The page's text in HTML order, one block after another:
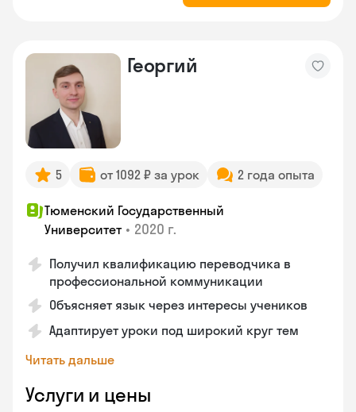
Георгий
5 от 1092 ₽ за урок 2 года опыта
Тюменский Государственный
Университет • 2020 г.
Получил квалификацию переводчика в
профессиональной коммуникации
Объясняет язык через интересы учеников
Адаптирует уроки под широкий круг тем
Читать дальше
Услуги и цены